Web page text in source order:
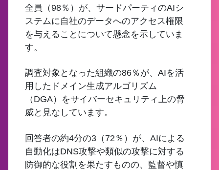
全員（98％）が、サードパーティのAIシ
ステムに自社のデータへのアクセス権限
を与えることについて懸念を示していま
す。
調査対象となった組織の86％が、AIを活
用したドメイン生成アルゴリズム
（DGA）をサイバーセキュリティ上の脅
威と見なしています。
回答者の約4分の3（72％）が、AIによる
自動化はDNS攻撃や類似の攻撃に対する
防御的な役割を果たすものの、監督や慎